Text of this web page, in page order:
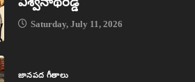
Saturday, July 11, 2026
జానపద గీతాలు